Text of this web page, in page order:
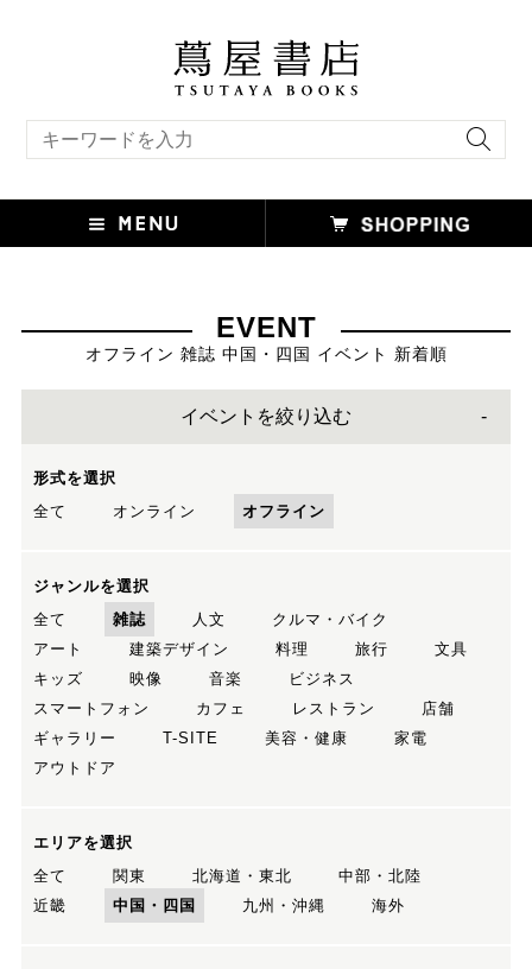
EVENT
オフライン 雑誌 中国・四国 イベント 新着順
イベントを絞り込む
形式を選択
全て
オンライン オフライン
ジャンルを選択
全て
雑誌 人文
クルマ・バイク
アート
建築デザイン 料理 旅行
文具
キッズ
映像 音楽
ビジネス
スマートフォン
カフェ レストラン
店舗
ギャラリー
T-SITE 美容・健康
家電
アウトドア
エリアを選択
全て
関東 北海道・東北
中部・北陸
近畿
中国・四国 九州・沖縄 海外